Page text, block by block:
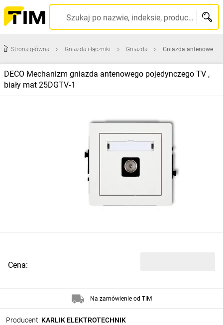
Szukaj po nazwie, indeksie, producencie, kodzie kreskowym...
Strona główna Gniazda i łączniki Gniazda Gniazda antenowe
DECO Mechanizm gniazda antenowego pojedynczego TV ,
biały mat 25DGTV‑1
Producent: KARLIK ELEKTROTECHNIK
Cena:
Na zamówienie od TIM